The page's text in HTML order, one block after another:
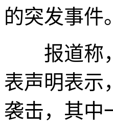
的突发事件。
报道称，
表声明表示
袭击，其中